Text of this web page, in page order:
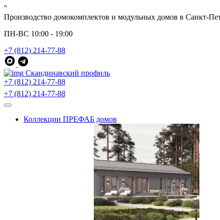
"
Производство домокомплектов и модульных домов в Санкт-
ПН-ВС 10:00 - 19:00
+7 (812) 214-77-88
Скандинавский профиль
+7 (812) 214-77-88
+7 (812) 214-77-88
Коллекции ПРЕФАБ домов